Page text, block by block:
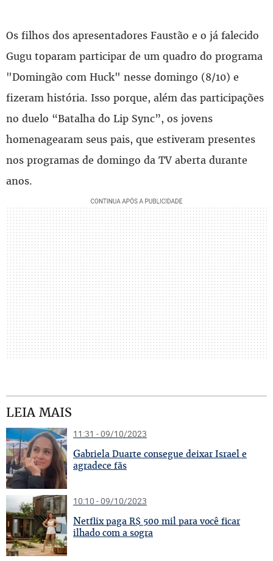
Os filhos dos apresentadores Faustão e o já falecido
Gugu toparam participar de um quadro do programa
"Domingão com Huck" nesse domingo (8/10) e
fizeram história. Isso porque, além das participações
no duelo “Batalha do Lip Sync”, os jovens
homenagearam seus pais, que estiveram presentes
nos programas de domingo da TV aberta durante
anos.
LEIA MAIS
11:31 - 09/10/2023
Gabriela Duarte consegue deixar Israel e
agradece fãs
10:10 - 09/10/2023
Netflix paga R$ 500 mil para você ficar
ilhado com a sogra